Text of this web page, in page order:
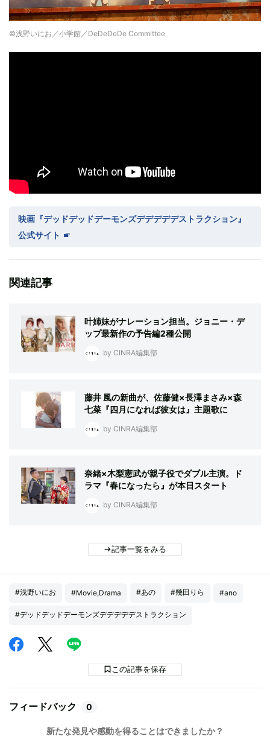
©浅野いにお／小学館／DeDeDeDe Committee
映画『デッドデッドデーモンズデデデデデストラクション』
公式サイト
関連記事
叶姉妹がナレーション担当。ジョニー・デ
ップ最新作の予告編2種公開
by CINRA編集部
藤井 風の新曲が、佐藤健×長澤まさみ×森
七菜『四月になれば彼女は』主題歌に
by CINRA編集部
奈緒×木梨憲武が親子役でダブル主演。ド
ラマ『春になったら』が本日スタート
by CINRA編集部
記事一覧をみる
#浅野いにお #Movie,Drama #あの #幾田りら #ano
#デッドデッドデーモンズデデデデデストラクション
この記事を保存
フィードバック 0
新たな発見や感動を得ることはできましたか？